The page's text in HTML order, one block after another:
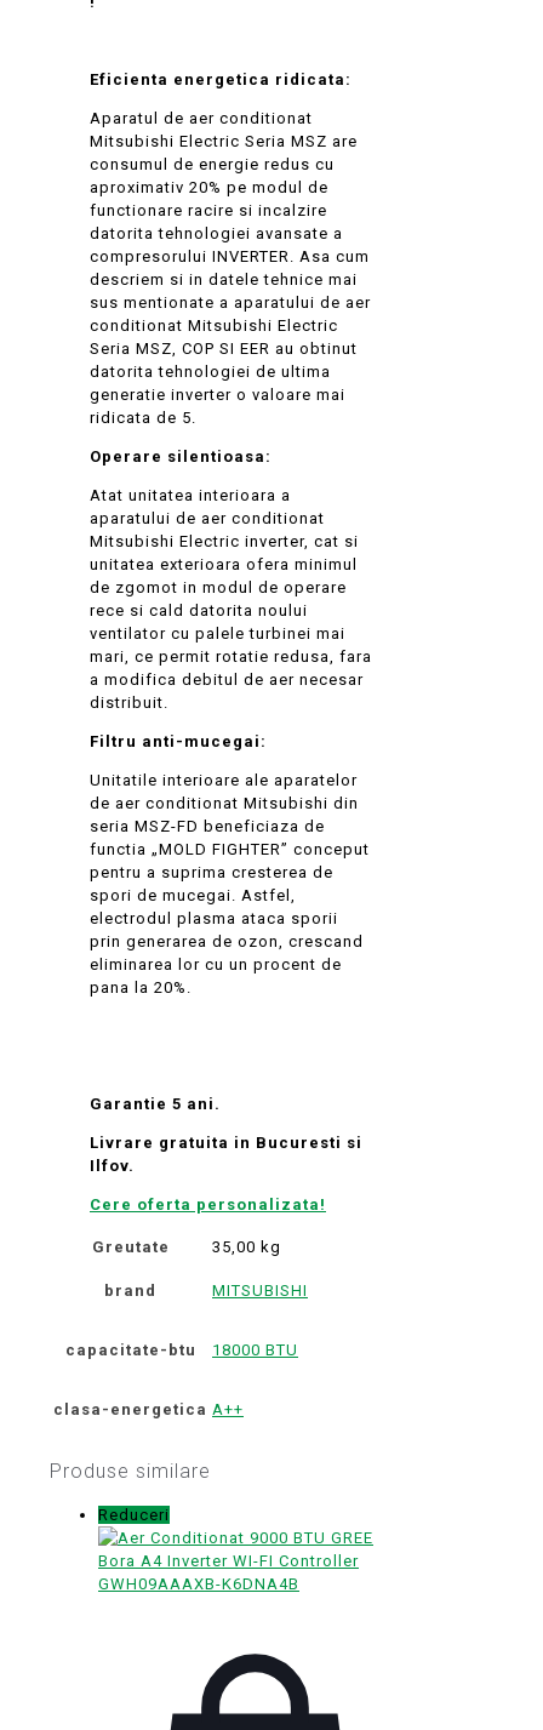
Eficienta energetica ridicata:
Aparatul de aer conditionat
Mitsubishi Electric Seria MSZ are
consumul de energie redus cu
aproximativ 20% pe modul de
functionare racire si incalzire
datorita tehnologiei avansate a
compresorului INVERTER. Asa cum
descriem si in datele tehnice mai
sus mentionate a aparatului de aer
conditionat Mitsubishi Electric
Seria MSZ, COP SI EER au obtinut
datorita tehnologiei de ultima
generatie inverter o valoare mai
ridicata de 5.
Operare silentioasa:
Atat unitatea interioara a
aparatului de aer conditionat
Mitsubishi Electric inverter, cat si
unitatea exterioara ofera minimul
de zgomot in modul de operare
rece si cald datorita noului
ventilator cu palele turbinei mai
mari, ce permit rotatie redusa, fara
a modifica debitul de aer necesar
distribuit.
Filtru anti-mucegai:
Unitatile interioare ale aparatelor
de aer conditionat Mitsubishi din
seria MSZ-FD beneficiaza de
functia „MOLD FIGHTER” conceput
pentru a suprima cresterea de
spori de mucegai. Astfel,
electrodul plasma ataca sporii
prin generarea de ozon, crescand
eliminarea lor cu un procent de
pana la 20%.
Garantie 5 ani.
Livrare gratuita in Bucuresti si
Ilfov.
Cere oferta personalizata!
Greutate 35,00 kg
brand MITSUBISHI
capacitate-btu 18000 BTU
clasa-energetica A++
Produse similare
Reduceri